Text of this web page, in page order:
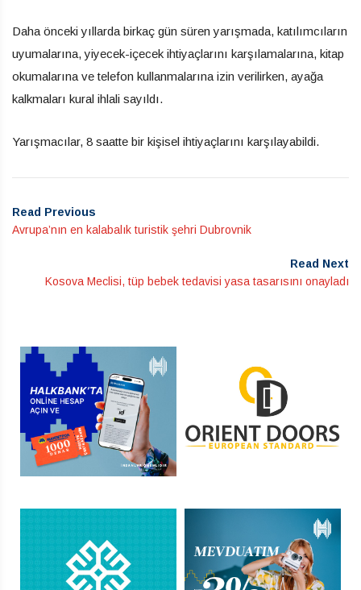
Daha önceki yıllarda birkaç gün süren yarışmada, katılımcıların
uyumalarına, yiyecek-içecek ihtiyaçlarını karşılamalarına, kitap
okumalarına ve telefon kullanmalarına izin verilirken, ayağa
kalkmaları kural ihlali sayıldı.
Yarışmacılar, 8 saatte bir kişisel ihtiyaçlarını karşılayabildi.
Read Previous
Avrupa’nın en kalabalık turistik şehri Dubrovnik
Read Next
Kosova Meclisi, tüp bebek tedavisi yasa tasarısını onayladı